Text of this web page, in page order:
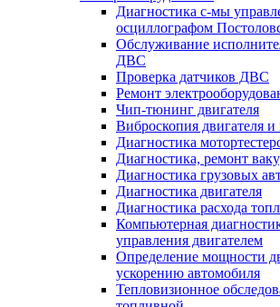
Диагностика с-мы
осциллографом
Обслуживание
ДВС
Проверка датчиков ДВС
Ремонт
Чип-тюнинг двигателя
Виброскопия двигателя и
Диагностика
Диагностика, ремонт
Диагностика грузовых
Диагностика двигателя
Диагностика расхода
Компьютерная
управления двигателем
Определение мощности
ускорению автомобиля
Тепловизионное